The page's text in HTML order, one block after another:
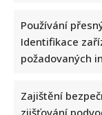
Používání
Identifikace
požadovaných
Zajištění
zjišťování